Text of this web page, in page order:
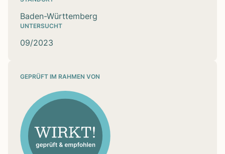
Baden-Württemberg
UNTERSUCHT
09/2023
GEPRÜFT IM RAHMEN VON